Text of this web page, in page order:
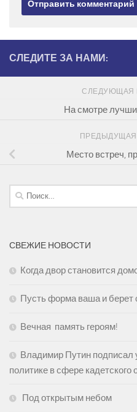
СЛЕДИТЕ ЗА НАМИ:
СЛЕДУЮЩАЯ
На смотре
Место встреч,
Найти:
СВЕЖИЕ НОВОСТИ
Когда двор становится
Пусть форма ваша и берет
Вечная память героям!
Владимир Путин подписал
политике в сфере кадетского
Под открытым небом